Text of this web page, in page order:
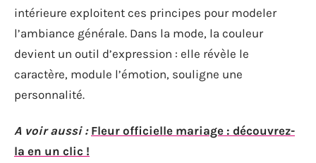
intérieure exploitent ces principes pour modeler
l’ambiance générale. Dans la mode, la couleur
devient un outil d’expression : elle révèle le
caractère, module l’émotion, souligne une
personnalité.
A voir aussi : Fleur officielle mariage : découvrez-
la en un clic !